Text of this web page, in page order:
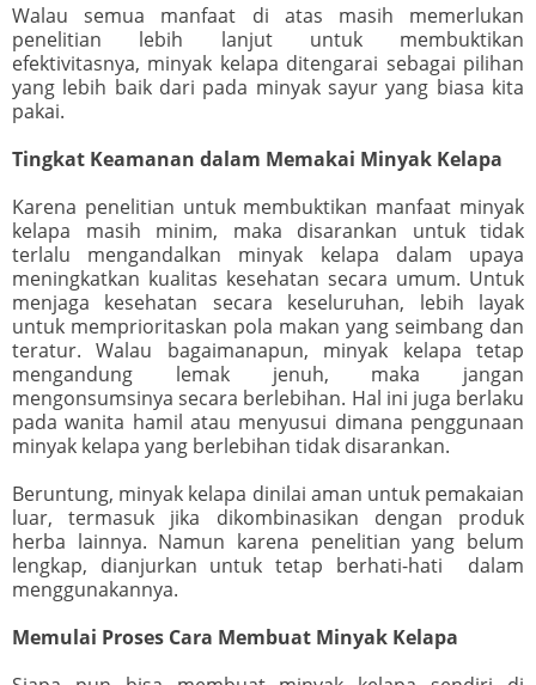
Walau semua manfaat di atas masih memerlukan
penelitian lebih lanjut untuk membuktikan
efektivitasnya, minyak kelapa ditengarai sebagai pilihan
yang lebih baik dari pada minyak sayur yang biasa kita
pakai.
Tingkat Keamanan dalam Memakai Minyak Kelapa
Karena penelitian untuk membuktikan manfaat minyak
kelapa masih minim, maka disarankan untuk tidak
terlalu mengandalkan minyak kelapa dalam upaya
meningkatkan kualitas kesehatan secara umum. Untuk
menjaga kesehatan secara keseluruhan, lebih layak
untuk memprioritaskan pola makan yang seimbang dan
teratur. Walau bagaimanapun, minyak kelapa tetap
mengandung lemak jenuh, maka jangan
mengonsumsinya secara berlebihan. Hal ini juga berlaku
pada wanita hamil atau menyusui dimana penggunaan
minyak kelapa yang berlebihan tidak disarankan.
Beruntung, minyak kelapa dinilai aman untuk pemakaian
luar, termasuk jika dikombinasikan dengan produk
herba lainnya. Namun karena penelitian yang belum
lengkap, dianjurkan untuk tetap berhati-hati dalam
menggunakannya.
Memulai Proses Cara Membuat Minyak Kelapa